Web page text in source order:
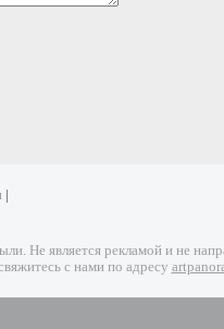
Не является рекламой и не
с нами по адресу